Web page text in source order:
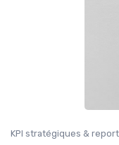
KPI stratégiques &